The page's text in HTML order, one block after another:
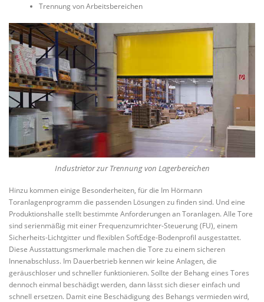
Trennung von Arbeitsbereichen
Industrietor zur Trennung von Lagerbereichen
Hinzu kommen einige Besonderheiten, für die Im Hörmann
Toranlagenprogramm die passenden Lösungen zu finden sind. Und eine
Produktionshalle stellt bestimmte Anforderungen an Toranlagen. Alle Tore
sind serienmäßig mit einer Frequenzumrichter-Steuerung (FU), einem
Sicherheits-Lichtgitter und flexiblen SoftEdge-Bodenprofil ausgestattet.
Diese Ausstattungsmerkmale machen die Tore zu einem sicheren
Innenabschluss. Im Dauerbetrieb kennen wir keine Anlagen, die
geräuschloser und schneller funktionieren. Sollte der Behang eines Tores
dennoch einmal beschädigt werden, dann lässt sich dieser einfach und
schnell ersetzen. Damit eine Beschädigung des Behangs vermieden wird,